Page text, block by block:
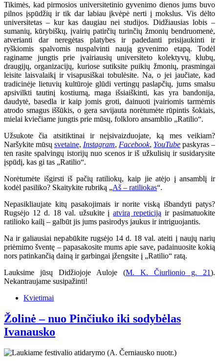
Tikimės, kad pirmosios universitetinio gyvenimo dienos jums buvo
pilnos įspūdžių ir tik dar labiau įkvėpė nerti į mokslus. Vis dėlto
universitetas – kur kas daugiau nei studijos. Didžiausias lobis –
sumanių, kūrybiškų, įvairių patirčių turinčių žmonių bendruomenė,
atverianti dar neregėtas platybes ir padedanti prisijaukinti ir
ryškiomis spalvomis nuspalvinti naują gyvenimo etapą. Todėl
raginame jungtis prie įvairiausių universiteto kolektyvų, klubų,
draugijų, organizacijų, kuriose sutiksite puikių žmonių, prasmingai
leisite laisvalaikį ir visapusiškai tobulėsite. Na, o jei jaučiate, kad
tradicinėje lietuvių kultūroje glūdi vertingų paslapčių, jums smalsu
apsivilkti tautinį kostiumą, maga išsiaiškinti, kas yra bandonija,
daudytė, basedla ir kaip jomis groti, dainuoti įvairiomis tarmėmis
atrodo smagus iššūkis, o gera savijauta norėtumėte rūpintis šokiais,
mielai kviečiame jungtis prie mūsų, folkloro ansamblio „Ratilio“.
Užsukote čia atsitiktinai ir neįsivaizduojate, ką mes veikiam?
Naršykite mūsų svetainę, Instagram, Facebook, YouTube paskyras –
ten rasite spalvingų istorijų nuo scenos ir iš užkulisių ir susidarysite
įspūdį, kas gi tas „Ratilio“.
Norėtumėte išgirsti iš pačių ratiliokų, kaip jie atėjo į ansamblį ir
kodėl pasiliko? Skaitykite rubriką „Aš – ratiliokas“.
Nepasikliaujate kitų pasakojimais ir norite viską išbandyti patys?
Rugsėjo 12 d. 18 val. užsukite įatvirą repeticiją ir pasimatuokite
ratilioko kailį – galbūt jis jums pasirodys jaukus ir intriguojantis.
Na ir galiausiai nepabūkite rugsėjo 14 d. 18 val. ateiti į naujų narių
priėmimo šventę – papasakosite mums apie save, padainuosite kokią
nors patinkančią dainą ir garbingai įžengsite į „Ratilio“ ratą.
Lauksime jūsų Didžiojoje Auloje (M. K. Čiurlionio g. 21).
Nekantraujame susipažinti!
Kvietimai
Žolinė – nuo Pinčiuko iki sodybėlas
Ivanausko